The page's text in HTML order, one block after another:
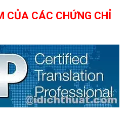
CỦA CÁC CHỨNG CHỈ